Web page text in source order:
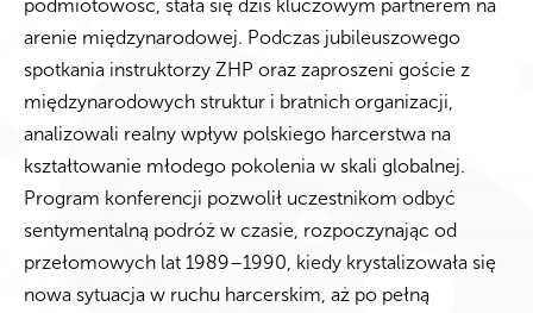
podmiotowość, stała się dziś kluczowym partnerem na
arenie międzynarodowej. Podczas jubileuszowego
spotkania instruktorzy ZHP oraz zaproszeni goście z
międzynarodowych struktur i bratnich organizacji,
analizowali realny wpływ polskiego harcerstwa na
kształtowanie młodego pokolenia w skali globalnej.
Program konferencji pozwolił uczestnikom odbyć
sentymentalną podróż w czasie, rozpoczynając od
przełomowych lat 1989–1990, kiedy krystalizowała się
nowa sytuacja w ruchu harcerskim, aż po pełną